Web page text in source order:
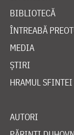
BIBLIOTECĂ
ÎNTREABĂ
MEDIA
ȘTIRI
HRAMUL SFINTEI
AUTORI